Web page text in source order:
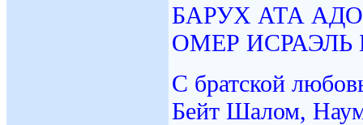
БАРУХ АТА
ОМЕР ИСРАЭЛЬ
С братской
Бейт Шалом,